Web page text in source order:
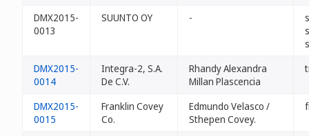
DMX2015-
0013
SUUNTO OY -
DMX2015-
0014
Integra-2, S.A.
De C.V.
Rhandy Alexandra
Millan Plascencia
DMX2015-
0015
Franklin Covey
Co.
Edmundo Velasco /
Sthepen Covey.